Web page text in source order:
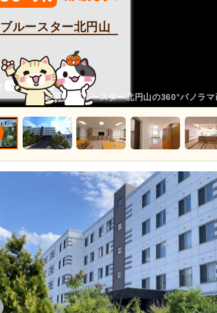
ブルースター北円山
ブルースター北円山の360°パノラマ